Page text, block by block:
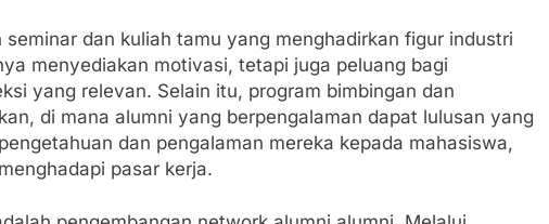
dan kuliah tamu yang menghadirkan figur industri
menyediakan motivasi, tetapi juga peluang bagi
yang relevan. Selain itu, program bimbingan dan
di mana alumni yang berpengalaman dapat lulusan yang
dan pengalaman mereka kepada mahasiswa,
pasar kerja.